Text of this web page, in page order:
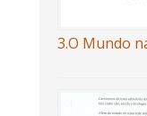
3.O Mundo